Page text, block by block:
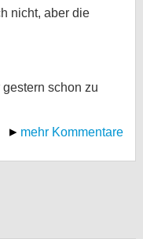
nicht, aber die
schon zu
mehr Kommentare